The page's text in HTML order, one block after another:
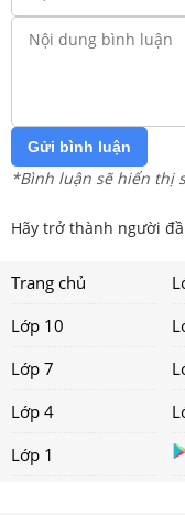
Gửi bình luận
*Bình luận sẽ hiển thị
Hãy trở thành người
Trang chủ
Lớp 10
Lớp 7
Lớp 4
Lớp 1